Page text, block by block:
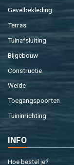
Ge­vel­be­kle­ding
Ter­ras
Tuin­af­slui­ting
Bij­ge­bouw
Con­struc­tie
Weide
Toe­gangs­poor­ten
Tuin­in­rich­ting
INFO
Hoe be­stel je?